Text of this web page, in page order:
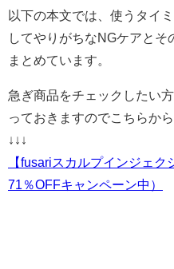
以下の本文では、使うタイ
してやりがちなNGケアとそ
まとめています。
急ぎ商品をチェックしたい
っておきますのでこちらか
↓↓↓
【fusariスカルプインジェ
71％OFFキャンペーン中）